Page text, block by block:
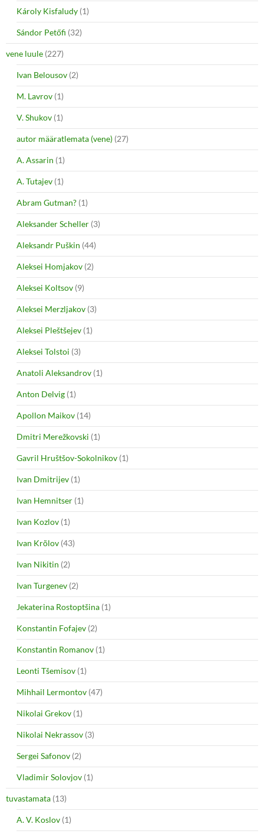
Károly Kisfaludy (1)
Sándor Petőfi (32)
vene luule (227)
Ivan Belousov (2)
M. Lavrov (1)
V. Shukov (1)
autor määratlemata (vene) (27)
A. Assarin (1)
A. Tutajev (1)
Abram Gutman? (1)
Aleksander Scheller (3)
Aleksandr Puškin (44)
Aleksei Homjakov (2)
Aleksei Koltsov (9)
Aleksei Merzljakov (3)
Aleksei Pleštšejev (1)
Aleksei Tolstoi (3)
Anatoli Aleksandrov (1)
Anton Delvig (1)
Apollon Maikov (14)
Dmitri Merežkovski (1)
Gavril Hruštšov-Sokolnikov (1)
Ivan Dmitrijev (1)
Ivan Hemnitser (1)
Ivan Kozlov (1)
Ivan Krõlov (43)
Ivan Nikitin (2)
Ivan Turgenev (2)
Jekaterina Rostoptšina (1)
Konstantin Fofajev (2)
Konstantin Romanov (1)
Leonti Tšemisov (1)
Mihhail Lermontov (47)
Nikolai Grekov (1)
Nikolai Nekrassov (3)
Sergei Safonov (2)
Vladimir Solovjov (1)
tuvastamata (13)
A. V. Koslov (1)